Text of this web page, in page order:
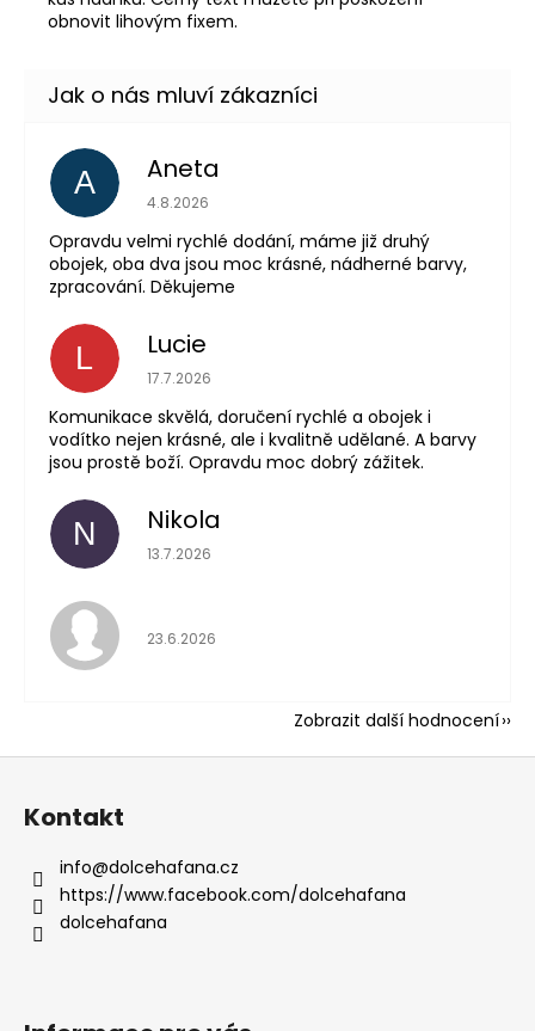
obnovit lihovým fixem.
A Aneta
Hodnocení
4.8.2026
Opravdu velmi rychlé dodání, máme již druhý
obojek, oba dva jsou moc krásné, nádherné barvy,
zpracování. Děkujeme
L Lucie
Hodnocení
17.7.2026
Komunikace skvělá, doručení rychlé a obojek i
vodítko nejen krásné, ale i kvalitně udělané. A barvy
jsou prostě boží. Opravdu moc dobrý zážitek.
N Nikola
Hodnocení
13.7.2026
Hodnocení
23.6.2026
Zobrazit další hodnocení
Z
Kontakt
info@dolcehafana.cz
https://www.facebook.com/dolcehafana
dolcehafana